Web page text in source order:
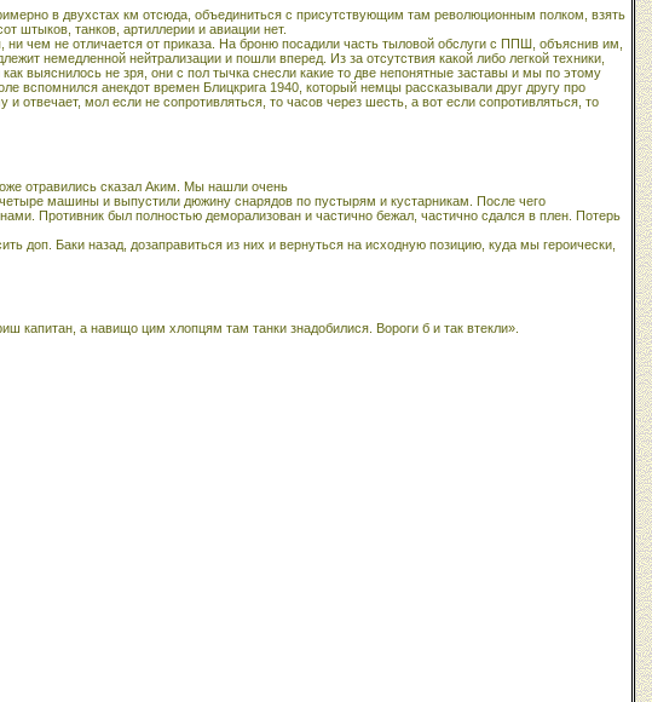
в двухстах км отсюда, объединиться с присутствующим там революционным полком, взять
штыков, танков, артиллерии и авиации нет.
ни чем не отличается от приказа. На броню посадили часть тыловой обслуги с ППШ, объяснив им,
немедленной нейтрализации и пошли вперед. Из за отсутствия какой либо легкой техники,
выяснилось не зря, они с пол тычка снесли какие то две непонятные заставы и мы по этому
вспомнился анекдот времен Блицкрига 1940, который немцы рассказывали друг другу про
мол если не сопротивляться, то часов через шесть, а вот если сопротивляться, то
отравились сказал Аким. Мы нашли очень
машины и выпустили дюжину снарядов по пустырям и кустарникам. После чего
Противник был полностью деморализован и частично бежал, частично сдался в плен. Потерь
доп. Баки назад, дозаправиться из них и вернуться на исходную позицию, куда мы героически,
капитан, а навищо цим хлопцям там танки знадобилися. Вороги б и так втекли».